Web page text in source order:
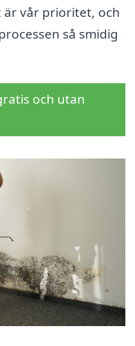
vår prioritet, och
så smidig
och utan